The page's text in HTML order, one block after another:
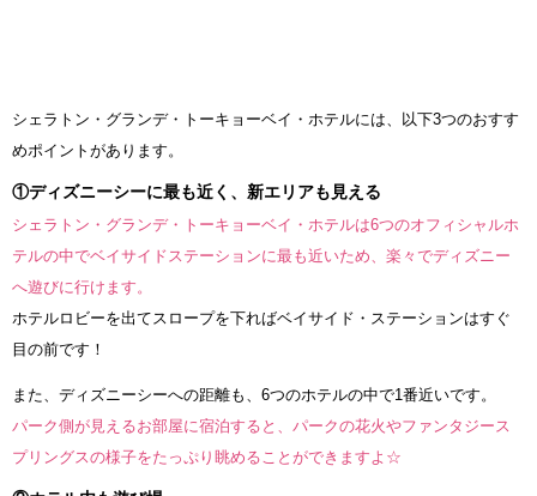
シェラトン・グランデ・トーキョーベイ・ホテルには、以下3つのおすす
めポイントがあります。
①ディズニーシーに最も近く、新エリアも見える
シェラトン・グランデ・トーキョーベイ・ホテルは6つのオフィシャルホ
テルの中でベイサイドステーションに最も近いため、楽々でディズニー
へ遊びに行けます。
ホテルロビーを出てスロープを下ればベイサイド・ステーションはすぐ
目の前です！
また、ディズニーシーへの距離も、6つのホテルの中で1番近いです。
パーク側が見えるお部屋に宿泊すると、パークの花火やファンタジース
プリングスの様子をたっぷり眺めることができますよ☆